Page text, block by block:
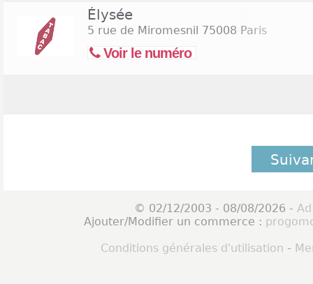
Élysée
5 rue de Miromesnil 75008 Paris
Voir le numéro
© 02/12/2003 - 08/08/2026 -
Ajouter/Modifier un commerce :
Conditions générales d'utilisation -